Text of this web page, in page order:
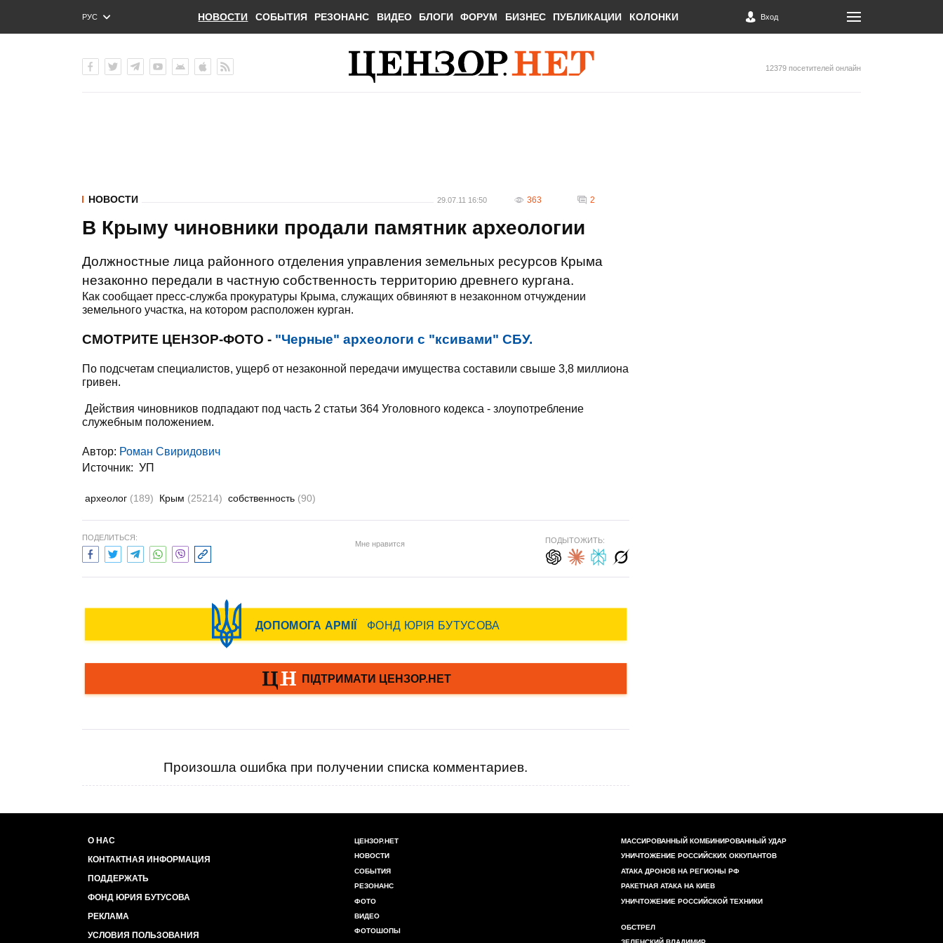
РУС
ENG
НОВОСТИ СОБЫТИЯ РЕЗОНАНС ВИДЕО БЛОГИ ФОРУМ БИЗНЕС ПУБЛИКАЦИИ КОЛОНКИ Вход
12379 посетителей онлайн
НОВОСТИ 29.07.11 16:50 363 2
В Крыму чиновники продали памятник археологии
Должностные лица районного отделения управления земельных ресурсов Крыма
незаконно передали в частную собственность территорию древнего кургана.
Как сообщает пресс-служба прокуратуры Крыма, служащих обвиняют в незаконном отчуждении
земельного участка, на котором расположен курган.
СМОТРИТЕ ЦЕНЗОР-ФОТО - "Черные" археологи с "ксивами" СБУ.
По подсчетам специалистов, ущерб от незаконной передачи имущества составили свыше 3,8 миллиона
гривен.
Действия чиновников подпадают под часть 2 статьи 364 Уголовного кодекса - злоупотребление
служебным положением.
Автор: Роман Свиридович
Источник: УП
археолог (189) Крым (25214) собственность (90)
ПОДЕЛИТЬСЯ:
Мне нравится ПОДЫТОЖИТЬ:
Произошла ошибка при получении списка комментариев.
О НАС
КОНТАКТНАЯ ИНФОРМАЦИЯ
ПОДДЕРЖАТЬ
ФОНД ЮРИЯ БУТУСОВА
РЕКЛАМА
УСЛОВИЯ ПОЛЬЗОВАНИЯ
ЦЕНЗОР.НЕТ
НОВОСТИ
СОБЫТИЯ
РЕЗОНАНС
ФОТО
ВИДЕО
ФОТОШОПЫ
МАССИРОВАННЫЙ КОМБИНИРОВАННЫЙ УДАР
УНИЧТОЖЕНИЕ РОССИЙСКИХ ОККУПАНТОВ
АТАКА ДРОНОВ НА РЕГИОНЫ РФ
РАКЕТНАЯ АТАКА НА КИЕВ
УНИЧТОЖЕНИЕ РОССИЙСКОЙ ТЕХНИКИ
ОБСТРЕЛ